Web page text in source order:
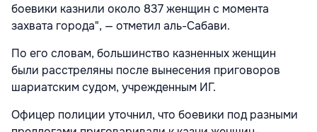
боевики казнили около 837 женщин с момента
захвата города", — отметил аль-Сабави.
По его словам, большинство казненных женщин
были расстреляны после вынесения приговоров
шариатским судом, учрежденным ИГ.
Офицер полиции уточнил, что боевики под разными